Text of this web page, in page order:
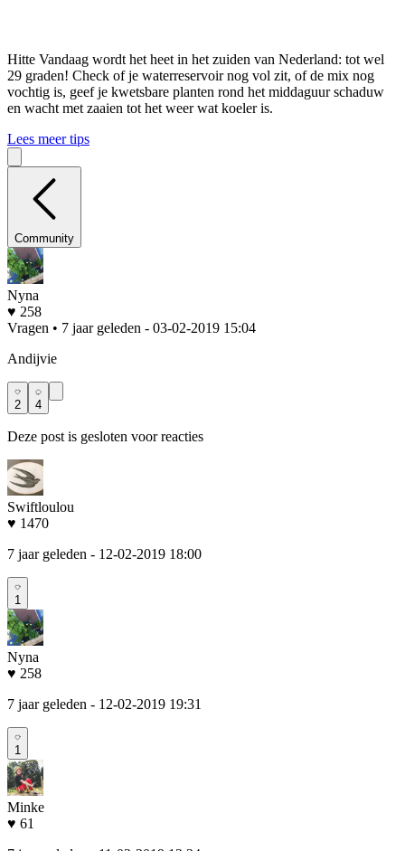
Hitte Vandaag wordt het heet in het zuiden van Nederland: tot wel
29 graden! Check of je waterreservoir nog vol zit, of de mix nog
vochtig is, geef je kwetsbare planten rond het middaguur schaduw
en wacht met zaaien tot het weer wat koeler is.
Lees meer tips
Community
Nyna
♥ 258
Vragen • 7 jaar geleden - 03-02-2019 15:04
Andijvie
2 4
Deze post is gesloten voor reacties
Swiftloulou
♥ 1470
7 jaar geleden - 12-02-2019 18:00
1
Nyna
♥ 258
7 jaar geleden - 12-02-2019 19:31
1
Minke
♥ 61